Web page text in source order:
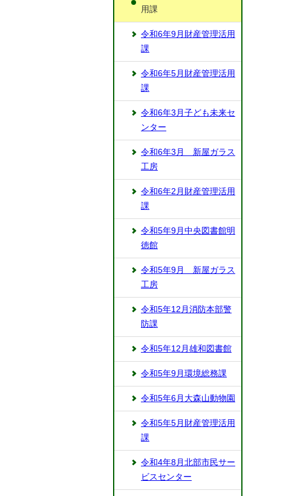
用課
令和6年9月財産管理活用
課
令和6年5月財産管理活用
課
令和6年3月子ども未来セ
ンター
令和6年3月 新屋ガラス
工房
令和6年2月財産管理活用
課
令和5年9月中央図書館明
徳館
令和5年9月 新屋ガラス
工房
令和5年12月消防本部警
防課
令和5年12月雄和図書館
令和5年9月環境総務課
令和5年6月大森山動物園
令和5年5月財産管理活用
課
令和4年8月北部市民サー
ビスセンター